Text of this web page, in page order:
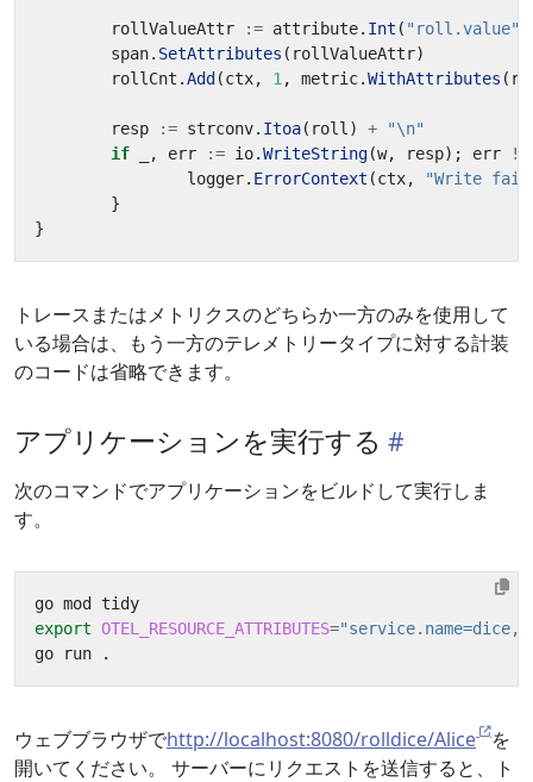
rollValueAttr := attribute. Int ( "roll.value"
span. SetAttributes ( rollValueAttr)
rollCnt .Add (ctx, 1 , metric.WithAttributes (
resp := strconv. Itoa( roll ) +
"\n"
if
, err := io.WriteString(w, resp); err
!=
logger. ErrorContext (ctx,
"Write
}
}
トレースまたはメトリクスのどちらか一方のみを使用して
いる場合は、もう一方のテレメトリータイプに対する計装
のコードは省略できます。
アプリケーションを実行する
次のコマンドでアプリケーションをビルドして実行しま
す。
export OTEL_RESOURCE_ATTRIBUTES=
ウェブブラウザでhttp://localhost:8080/rolldice/Alice
を
開いてください。 サーバーにリクエストを送信すると、ト